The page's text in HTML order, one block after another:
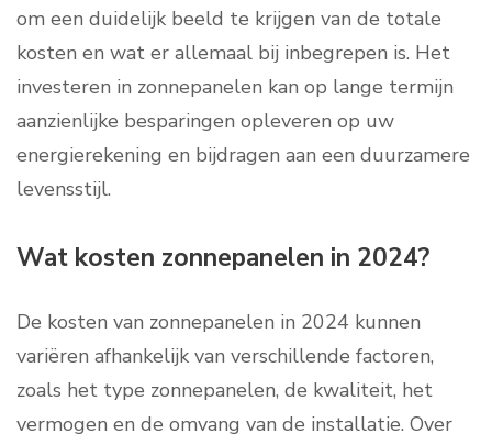
om een duidelijk beeld te krijgen van de totale
kosten en wat er allemaal bij inbegrepen is. Het
investeren in zonnepanelen kan op lange termijn
aanzienlijke besparingen opleveren op uw
energierekening en bijdragen aan een duurzamere
levensstijl.
Wat kosten zonnepanelen in 2024?
De kosten van zonnepanelen in 2024 kunnen
variëren afhankelijk van verschillende factoren,
zoals het type zonnepanelen, de kwaliteit, het
vermogen en de omvang van de installatie. Over